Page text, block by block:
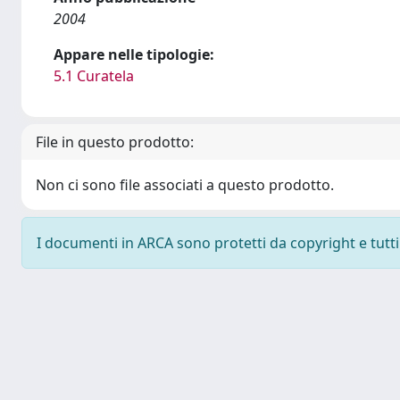
2004
Appare nelle tipologie:
5.1 Curatela
File in questo prodotto:
Non ci sono file associati a questo prodotto.
I documenti in ARCA sono protetti da copyright e